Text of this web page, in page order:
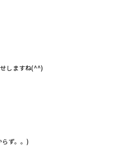
しますね(^^)
ず。。)